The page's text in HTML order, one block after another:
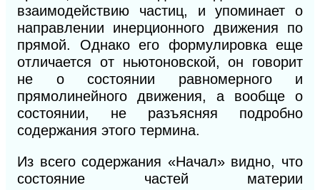
взаимодействию частиц, и упоминает о
направлении инерционного движения по
прямой. Однако его формулировка еще
отличается от ньютоновской, он говорит
не о состоянии равномерного и
прямолинейного движения, а вообще о
состоянии, не разъясняя подробно
содержания этого термина.
Из всего содержания «Начал» видно, что
состояние частей материи